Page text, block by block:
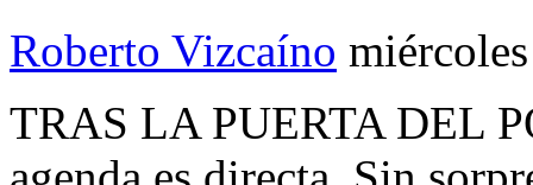
Roberto Vizcaíno
TRAS LA PUERTA DEL